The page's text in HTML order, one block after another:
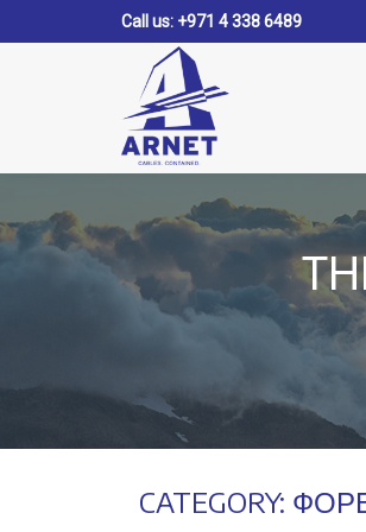
Call us: +971 4 338 6489
CATEGORY: